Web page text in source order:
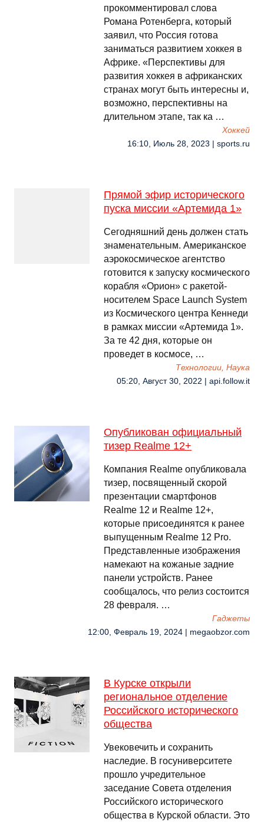
прокомментировал слова
Романа Ротенберга, который
заявил, что Россия готова
заниматься развитием хоккея в
Африке. «Перспективы для
развития хоккея в африканских
странах могут быть интересны и,
возможно, перспективны на
длительном этапе, так ка …
Хоккей
16:10, Июль 28, 2023 | sports.ru
Прямой эфир исторического
пуска миссии «Артемида 1»
Сегодняшний день должен стать
знаменательным. Американское
аэрокосмическое агентство
готовится к запуску космического
корабля «Орион» с ракетой-
носителем Space Launch System
из Космического центра Кеннеди
в рамках миссии «Артемида 1».
За те 42 дня, которые он
проведет в космосе, …
Технологии, Наука
05:20, Август 30, 2022 | api.follow.it
Опубликован официальный
тизер Realme 12+
Компания Realme опубликовала
тизер, посвященный скорой
презентации смартфонов
Realme 12 и Realme 12+,
которые присоединятся к ранее
выпущенным Realme 12 Pro.
Представленные изображения
намекают на кожаные задние
панели устройств. Ранее
сообщалось, что релиз состоится
28 февраля. …
Гаджеты
12:00, Февраль 19, 2024 | megaobzor.com
В Курске открыли
региональное отделение
Российского исторического
общества
Увековечить и сохранить
наследие. В госуниверситете
прошло учредительное
заседание Совета отделения
Российского исторического
общества в Курской области. Это